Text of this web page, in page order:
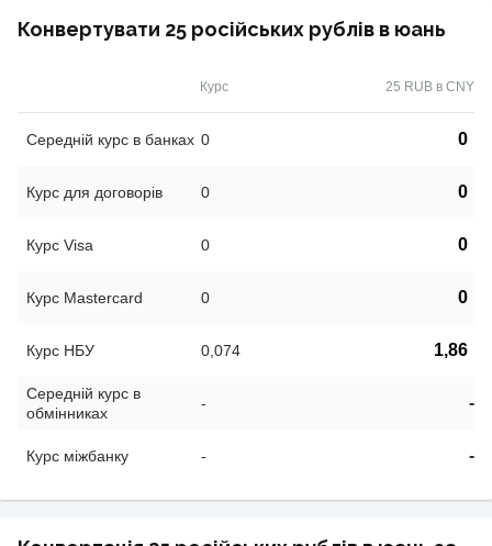
Конвертувати 25 російських рублів в юань
Курс 25 RUB в CNY
Середній курс в банках 0 0
Курс для договорів 0 0
Курс Visa 0 0
Курс Mastercard 0 0
Курс НБУ 0,074 1,86
Середній курс в
обмінниках
- -
Курс міжбанку - -